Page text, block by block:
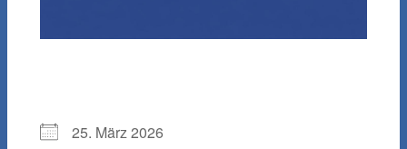
25. März 2026